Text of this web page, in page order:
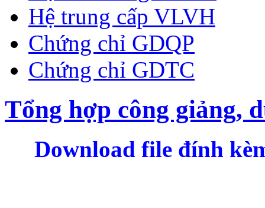
Hệ trung cấp VLVH
Chứng chỉ GDQP
Chứng chỉ GDTC
Tổng hợp công giảng,
Download file đính